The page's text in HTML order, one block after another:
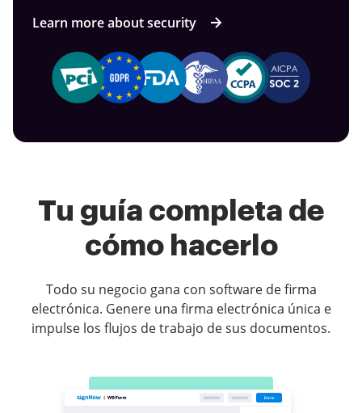
Learn more about security
Tu guía completa de
cómo hacerlo
Todo su negocio gana con software de firma
electrónica. Genere una firma electrónica única e
impulse los flujos de trabajo de sus documentos.